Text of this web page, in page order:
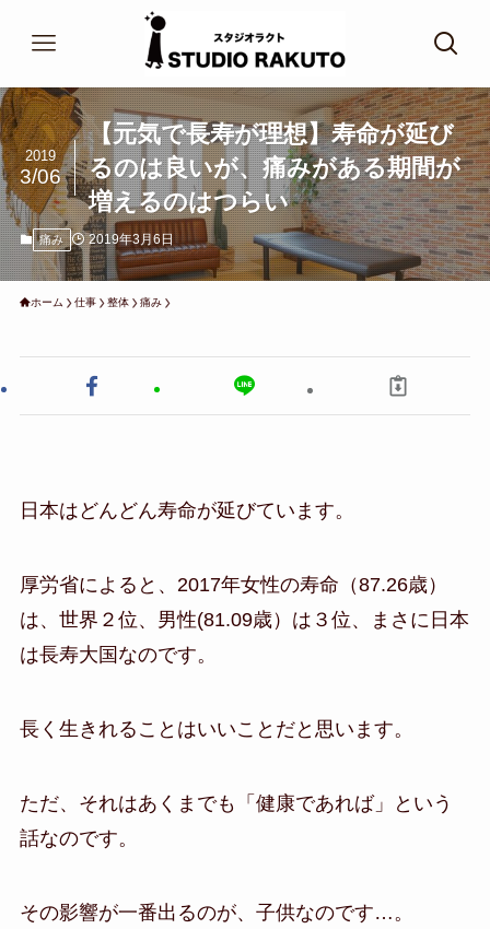
【元気で長寿が理想】寿命が延び
るのは良いが、痛みがある期間が
増えるのはつらい
2019
3/06
痛み 2019年3月6日
ホーム 仕事 整体 痛み
日本はどんどん寿命が延びています。
厚労省によると、2017年女性の寿命（87.26歳）
は、世界２位、男性(81.09歳）は３位、まさに日本
は長寿大国なのです。
長く生きれることはいいことだと思います。
ただ、それはあくまでも「健康であれば」という
話なのです。
その影響が一番出るのが、子供なのです…。